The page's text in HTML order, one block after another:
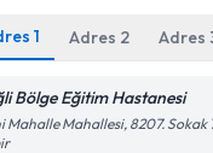
1 Adres 2 Adres
Bölge Eğitim Hastanesi
Mahalle Mahallesi, 8207.